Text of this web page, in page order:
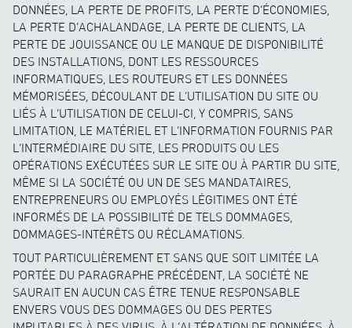
DONNÉES, LA PERTE DE PROFITS, LA PERTE D’ÉCONOMIES,
LA PERTE D’ACHALANDAGE, LA PERTE DE CLIENTS, LA
PERTE DE JOUISSANCE OU LE MANQUE DE DISPONIBILITÉ
DES INSTALLATIONS, DONT LES RESSOURCES
INFORMATIQUES, LES ROUTEURS ET LES DONNÉES
MÉMORISÉES, DÉCOULANT DE L’UTILISATION DU SITE OU
LIÉS À L’UTILISATION DE CELUI-CI, Y COMPRIS, SANS
LIMITATION, LE MATÉRIEL ET L’INFORMATION FOURNIS PAR
L’INTERMÉDIAIRE DU SITE, LES PRODUITS OU LES
OPÉRATIONS EXÉCUTÉES SUR LE SITE OU À PARTIR DU SITE,
MÊME SI LA SOCIÉTÉ OU UN DE SES MANDATAIRES,
ENTREPRENEURS OU EMPLOYÉS LÉGITIMES ONT ÉTÉ
INFORMÉS DE LA POSSIBILITÉ DE TELS DOMMAGES,
DOMMAGES-INTÉRÊTS OU RÉCLAMATIONS.
TOUT PARTICULIÈREMENT ET SANS QUE SOIT LIMITÉE LA
PORTÉE DU PARAGRAPHE PRÉCÉDENT, LA SOCIÉTÉ NE
SAURAIT EN AUCUN CAS ÊTRE TENUE RESPONSABLE
ENVERS VOUS DES DOMMAGES OU DES PERTES